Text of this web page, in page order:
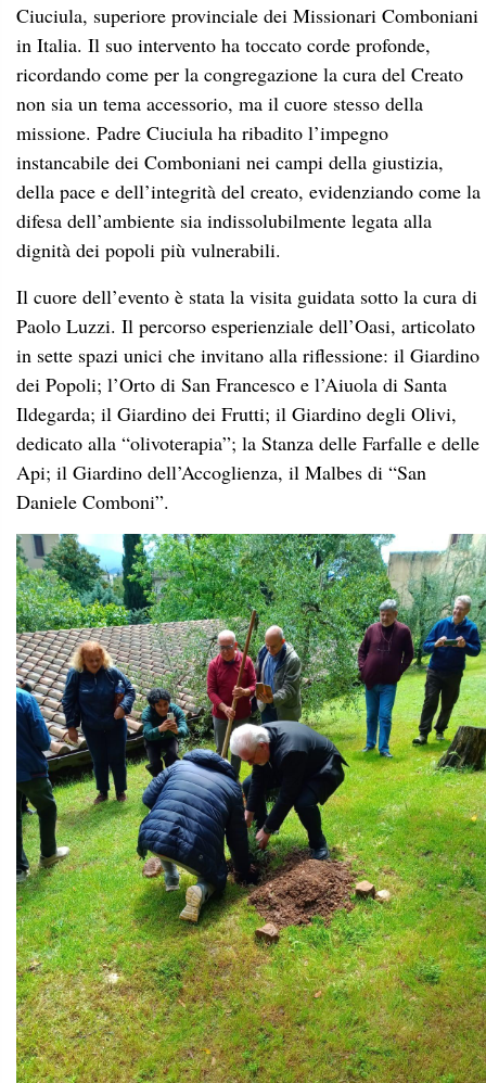
Ciuciula, superiore provinciale dei Missionari Comboniani
in Italia. Il suo intervento ha toccato corde profonde,
ricordando come per la congregazione la cura del Creato
non sia un tema accessorio, ma il cuore stesso della
missione. Padre Ciuciula ha ribadito l’impegno
instancabile dei Comboniani nei campi della giustizia,
della pace e dell’integrità del creato, evidenziando come la
difesa dell’ambiente sia indissolubilmente legata alla
dignità dei popoli più vulnerabili.
Il cuore dell’evento è stata la visita guidata sotto la cura di
Paolo Luzzi. Il percorso esperienziale dell’Oasi, articolato
in sette spazi unici che invitano alla riflessione: il Giardino
dei Popoli; l’Orto di San Francesco e l’Aiuola di Santa
Ildegarda; il Giardino dei Frutti; il Giardino degli Olivi,
dedicato alla “olivoterapia”; la Stanza delle Farfalle e delle
Api; il Giardino dell’Accoglienza, il Malbes di “San
Daniele Comboni”.
Il momento più solenne ha visto il Cardinale Baggio
piantare un ulivo giunto dai giardini pontifici, simbolo del
legame tra Firenze e il Vaticano. In risposta, l’Oasi ha
donato un esemplare raro di Iris Florentina, l’iris
primigenio da cui deriva il giglio di Firenze, simbolo di
una bellezza fragile che richiede custodia e amore.
Il gemellaggio tra l’Oasi Laudato Si’ di Firenze e il Borgo
Laudato Si’ di Castel Gandolfo rappresenta oggi un
importante segno di speranza. In un tempo segnato da crisi
ambientali, guerre e divisioni sociali, questa iniziativa
testimonia che è possibile costruire percorsi di pace,
sostenibilità e fraternità attraverso la collaborazione tra